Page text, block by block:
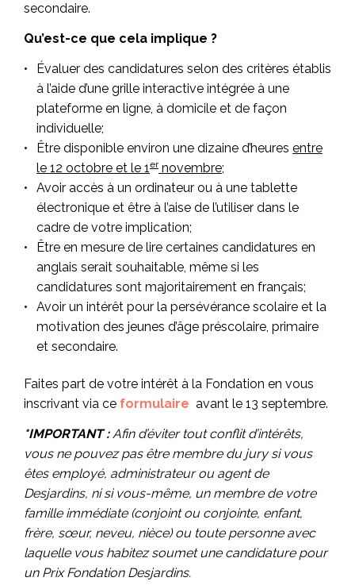
secondaire.
Qu’est-ce que cela implique ?
Évaluer des candidatures selon des critères établis
à l’aide d’une grille interactive intégrée à une
plateforme en ligne, à domicile et de façon
individuelle;
Être disponible environ une dizaine d’heures entre
le 12 octobre et le 1ernovembre;
Avoir accès à un ordinateur ou à une tablette
électronique et être à l’aise de l’utiliser dans le
cadre de votre implication;
Être en mesure de lire certaines candidatures en
anglais serait souhaitable, même si les
candidatures sont majoritairement en français;
Avoir un intérêt pour la persévérance scolaire et la
motivation des jeunes d’âge préscolaire, primaire
et secondaire.
Faites part de votre intérêt à la Fondation en vous
inscrivant via ce formulaire avant le 13 septembre.
*IMPORTANT :Afin d’éviter tout conflit d’intérêts,
vous ne pouvez pas être membre du jury si vous
êtes employé, administrateur ou agent de
Desjardins, ni si vous-même, un membre de votre
famille immédiate (conjoint ou conjointe, enfant,
frère, sœur, neveu, nièce) ou toute personne avec
laquelle vous habitez soumet une candidature pour
un Prix Fondation Desjardins.